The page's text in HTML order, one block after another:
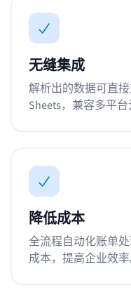
无缝集成
解析出的数据可直
Sheets，兼容多平台
降低成本
全流程自动化账单
成本，提高企业效率